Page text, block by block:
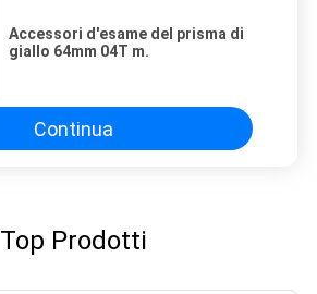
Accessori d'esame del prisma di
giallo 64mm 04T m.
Continua
Top Prodotti